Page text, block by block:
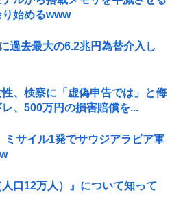
始めるwww
過去最大の6.2兆円為替介入し
、検察に「虚偽申告では」と侮
、500万円の損害賠償を...
ミサイル1発でサウジアラビア軍
口12万人）』について知って